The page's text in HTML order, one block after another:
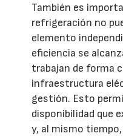
También es
refrigeración no
elemento
eficiencia se
trabajan de forma
infraestructura
gestión. Esto
disponibilidad que
y, al mismo